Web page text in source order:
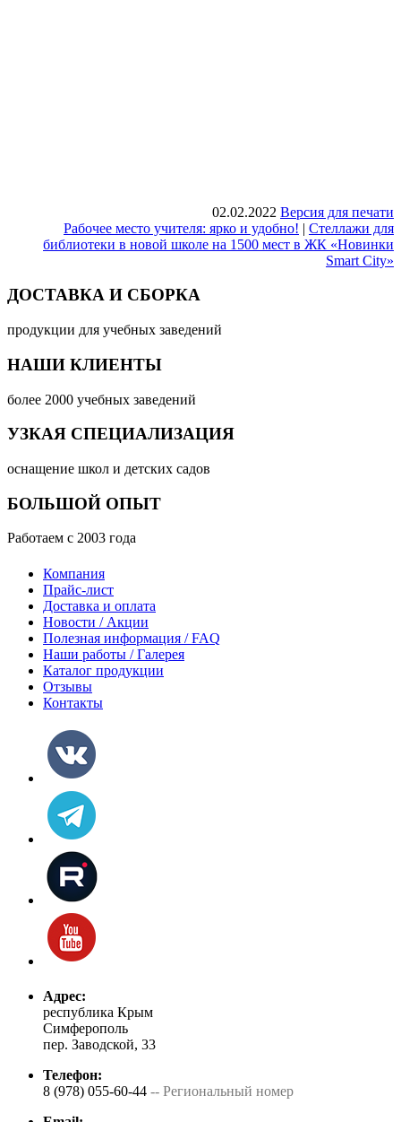
02.02.2022 Версия для печати
Рабочее место учителя: ярко и удобно! | Стеллажи для
библиотеки в новой школе на 1500 мест в ЖК «Новинки
Smart City»
ДОСТАВКА И СБОРКА
продукции для учебных заведений
НАШИ КЛИЕНТЫ
более 2000 учебных заведений
УЗКАЯ СПЕЦИАЛИЗАЦИЯ
оснащение школ и детских садов
БОЛЬШОЙ ОПЫТ
Работаем с 2003 года
Компания
Прайс-лист
Доставка и оплата
Новости / Акции
Полезная информация / FAQ
Наши работы / Галерея
Каталог продукции
Отзывы
Контакты
Адрес:
республика Крым
Симферополь
пер. Заводской, 33
Телефон:
8 (978) 055-60-44 -- Региональный номер